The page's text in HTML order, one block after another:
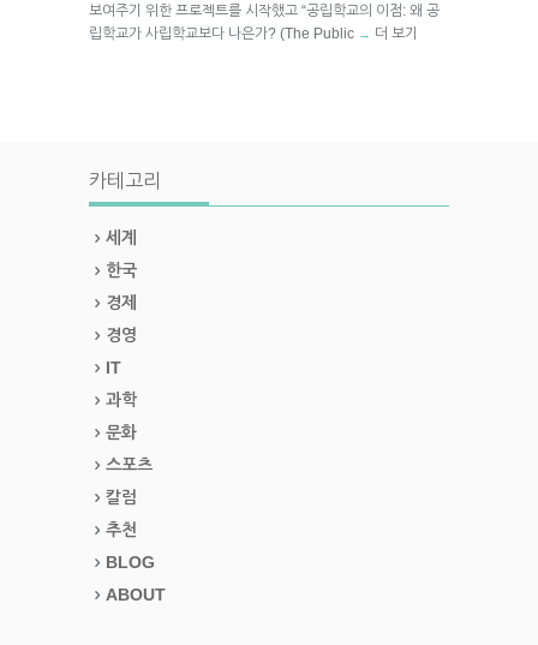
보여주기 위한 프로젝트를 시작했고 “공립학교의 이점: 왜 공
립학교가 사립학교보다 나은가? (The Public → 더 보기
카테고리
세계
한국
경제
경영
IT
과학
문화
스포츠
칼럼
추천
BLOG
ABOUT